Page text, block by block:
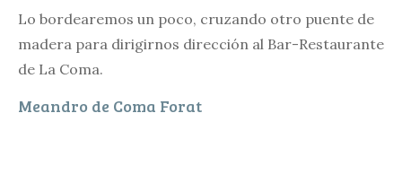
Lo bordearemos un poco, cruzando otro puente de
madera para dirigirnos dirección al Bar-Restaurante
de La Coma.
Meandro de Coma Forat